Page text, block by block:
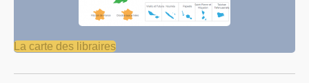
La carte des libraires